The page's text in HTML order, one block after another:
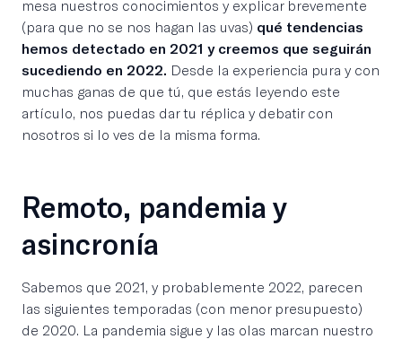
mesa nuestros conocimientos y explicar brevemente
(para que no se nos hagan las uvas) qué tendencias
hemos detectado en 2021 y creemos que seguirán
sucediendo en 2022. Desde la experiencia pura y con
muchas ganas de que tú, que estás leyendo este
artículo, nos puedas dar tu réplica y debatir con
nosotros si lo ves de la misma forma.
Remoto, pandemia y
asincronía
Sabemos que 2021, y probablemente 2022, parecen
las siguientes temporadas (con menor presupuesto)
de 2020. La pandemia sigue y las olas marcan nuestro